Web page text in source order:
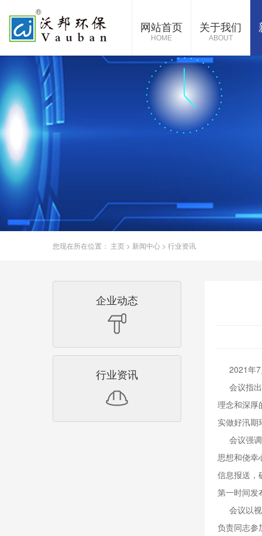
网站首页
HOME
关于我们
ABOUT
您现在所在位置： 主页 > 新闻中心 > 行业资讯
企业动态
行业资讯
2021年7
会议指出
理念和深厚
实做好汛期
会议强调
思想和侥幸
信息报送，
第一时间发
会议以视
负责同志参